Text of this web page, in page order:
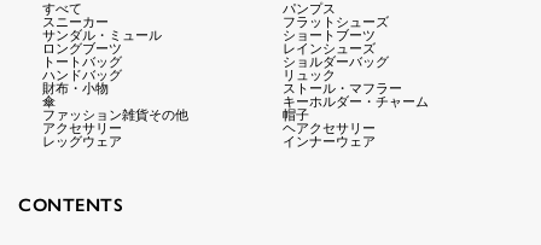
すべて
パンプス
スニーカー
フラットシューズ
サンダル・ミュール
ショートブーツ
ロングブーツ
レインシューズ
トートバッグ
ショルダーバッグ
ハンドバッグ
リュック
財布・小物
ストール・マフラー
傘
キーホルダー・チャーム
ファッション雑貨その他
帽子
アクセサリー
ヘアクセサリー
レッグウェア
インナーウェア
CONTENTS